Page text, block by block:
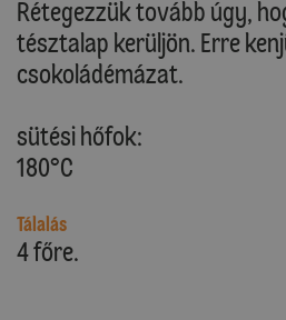
Rétegezzük tovább úgy,
tésztalap kerüljön. Erre
csokoládémázat.
sütési hőfok:
180°C
Tálalás
4 főre.